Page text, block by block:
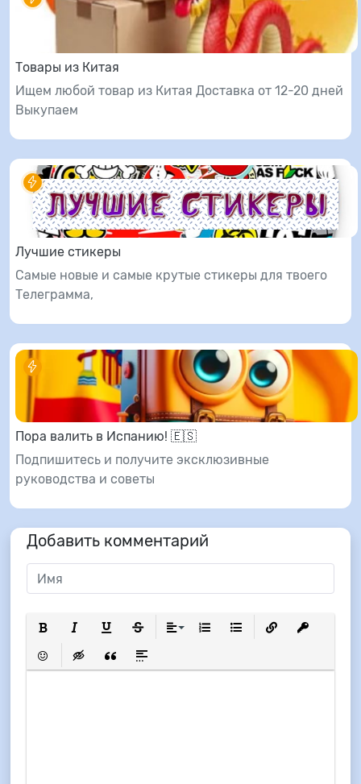
Товары из Китая
Ищем любой товар из Китая Доставка от 12-20 дней
Выкупаем
Лучшие стикеры
Самые новые и самые крутые стикеры для твоего
Телеграмма,
Пора валить в Испанию! 🇪🇸
Подпишитесь и получите эксклюзивные
руководства и советы
Добавить комментарий
Полужирный
Курсив
Вставить смайлик
Вставка скрытого текста
Вставка цитаты
Вставка спойлера